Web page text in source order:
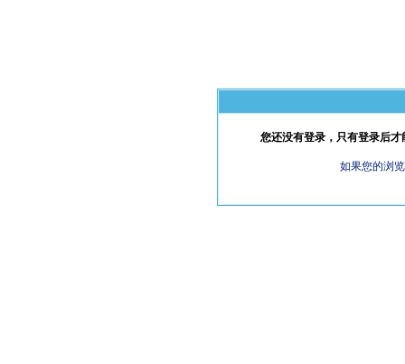
您还没有登录，只有登录后才
如果您的浏